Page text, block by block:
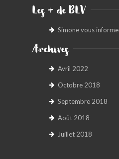
Les + de BLV
Simone vous informe
Archives
Avril 2022
Octobre 2018
Septembre 2018
Août 2018
Juillet 2018